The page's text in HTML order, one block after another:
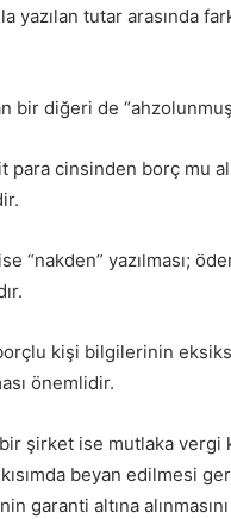
yazılan tutar arasında
bir diğeri de
cinsinden borç mu
“nakden” yazılması;
kişi bilgilerinin
önemlidir.
şirket ise mutlaka vergi
beyan edilmesi
garanti altına